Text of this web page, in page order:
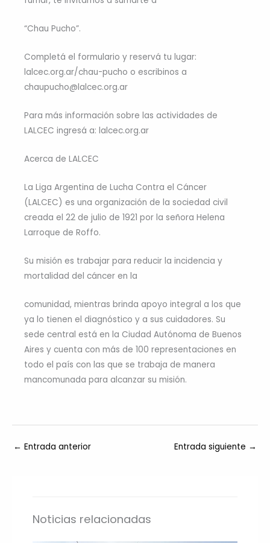
“Chau Pucho”.
Completá el formulario y reservá tu lugar: ​
lalcec.org.ar/chau-pucho o escribinos a
chaupucho@lalcec.org.ar
Para más información sobre las actividades de
LALCEC ingresá a: lalcec.org.ar
Acerca de LALCEC
La Liga Argentina de Lucha Contra el Cáncer
(LALCEC) es una organización de la sociedad civil
creada el 22 de julio de 1921 por la señora Helena
Larroque de Roffo.
Su misión es trabajar para reducir la incidencia y
mortalidad del cáncer en la
comunidad, mientras brinda apoyo integral a los que
ya lo tienen el diagnóstico y a sus cuidadores. Su
sede central está en la Ciudad Autónoma de Buenos
Aires y cuenta con más de 100 representaciones en
todo el país con las que se trabaja de manera
mancomunada para alcanzar su misión.
← Entrada anterior Entrada siguiente →
Noticias relacionadas